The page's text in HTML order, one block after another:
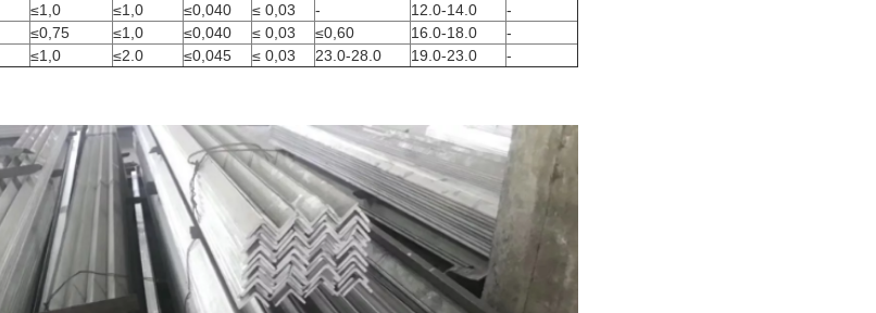
≤1,0 ≤1,0 ≤0,040 ≤ 0,03 - 12.0-14.0
-
≤0,75 ≤1,0 ≤0,040 ≤ 0,03 ≤0,60 16.0-18.0
-
≤1,0 ≤2.0 ≤0,045 ≤ 0,03 23.0-28.0 19.0-23.0 -